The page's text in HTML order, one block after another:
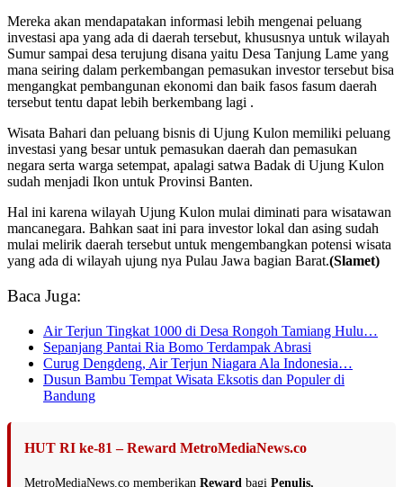
Mereka akan mendapatakan informasi lebih mengenai peluang
investasi apa yang ada di daerah tersebut, khususnya untuk wilayah
Sumur sampai desa terujung disana yaitu Desa Tanjung Lame yang
mana seiring dalam perkembangan pemasukan investor tersebut bisa
mengangkat pembangunan ekonomi dan baik fasos fasum daerah
tersebut tentu dapat lebih berkembang lagi .
Wisata Bahari dan peluang bisnis di Ujung Kulon memiliki peluang
investasi yang besar untuk pemasukan daerah dan pemasukan
negara serta warga setempat, apalagi satwa Badak di Ujung Kulon
sudah menjadi Ikon untuk Provinsi Banten.
Hal ini karena wilayah Ujung Kulon mulai diminati para wisatawan
mancanegara. Bahkan saat ini para investor lokal dan asing sudah
mulai melirik daerah tersebut untuk mengembangkan potensi wisata
yang ada di wilayah ujung nya Pulau Jawa bagian Barat.(Slamet)
Baca Juga:
Air Terjun Tingkat 1000 di Desa Rongoh Tamiang Hulu…
Sepanjang Pantai Ria Bomo Terdampak Abrasi
Curug Dengdeng, Air Terjun Niagara Ala Indonesia…
Dusun Bambu Tempat Wisata Eksotis dan Populer di
Bandung
HUT RI ke-81 – Reward MetroMediaNews.co
MetroMediaNews.co memberikan Reward bagi Penulis,